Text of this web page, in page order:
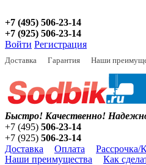
+7 (495) 506-23-14
+7 (925) 506-23-14
Войти Регистрация
Доставка Гарантия Наши
Быстро! Качественно!
+7 (495) 506-23-14
+7 (925) 506-23-14
Доставка
Оплата Рассрочка/
Наши преимущества
Как